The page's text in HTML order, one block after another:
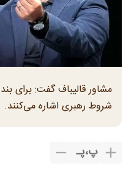
مشاور قالیباف گفت: برای
شروط رهبری اشاره می‌کنند.
پ،پـ